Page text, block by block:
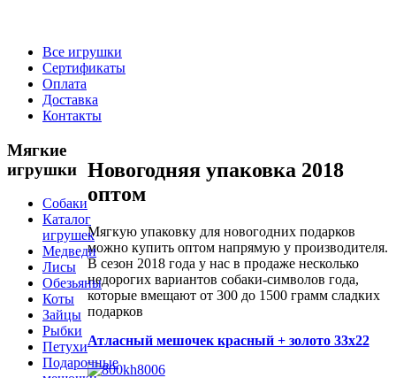
Все игрушки
Сертификаты
Оплата
Доставка
Контакты
Новогодняя упаковка 2018
оптом
Мягкую упаковку для новогодних подарков
можно купить оптом напрямую у производителя.
В сезон 2018 года у нас в продаже несколько
недорогих вариантов собаки-символов года,
которые вмещают от 300 до 1500 грамм сладких
подарков
Атласный мешочек красный + золото 33х22
Мягкие
игрушки
Собаки
Каталог
игрушек
Медведи
Лисы
Обезьяны
Коты
Зайцы
Рыбки
Петухи
Подарочные